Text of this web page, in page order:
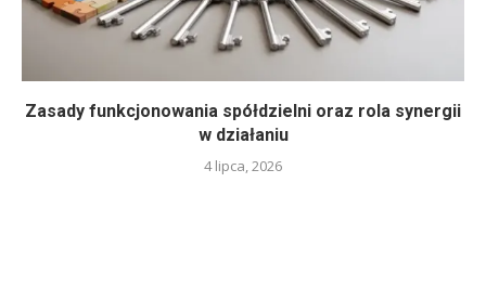
Zasady funkcjonowania spółdzielni oraz rola synergii
w działaniu
4 lipca, 2026